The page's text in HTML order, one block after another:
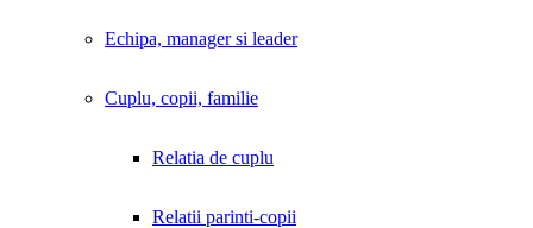
Echipa, manager si leader
Cuplu, copii, familie
Relatia de cuplu
Relatii parinti-copii